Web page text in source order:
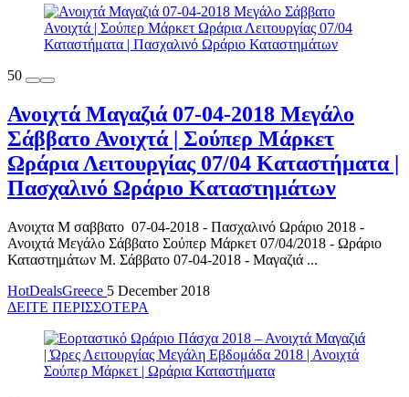
50
Ανοιχτά Μαγαζιά 07-04-2018 Μεγάλο
Σάββατο Ανοιχτά | Σούπερ Μάρκετ
Ωράρια Λειτουργίας 07/04 Καταστήματα |
Πασχαλινό Ωράριο Καταστημάτων
Ανοιχτα Μ σαββατο 07-04-2018 - Πασχαλινό Ωράριο 2018 -
Ανοιχτά Μεγάλο Σάββατο Σούπερ Μάρκετ 07/04/2018 - Ωράριο
Καταστημάτων Μ. Σάββατο 07-04-2018 - Μαγαζιά ...
HotDealsGreece 5 December 2018
ΔΕΙΤΕ ΠΕΡΙΣΣΟΤΕΡΑ